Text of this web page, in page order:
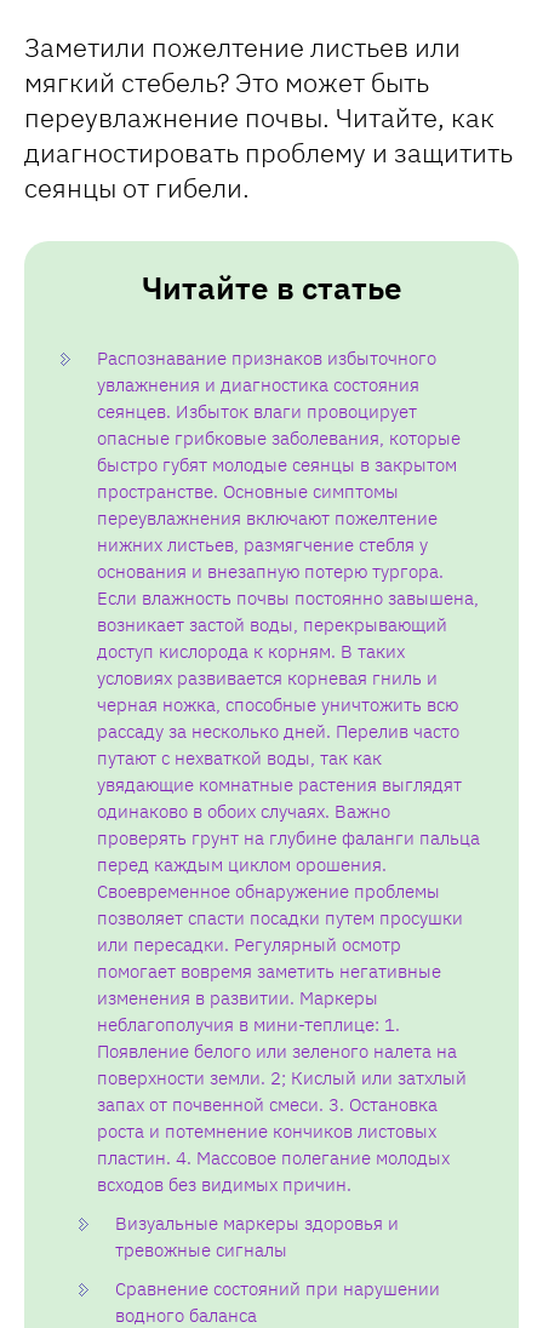
Заметили пожелтение листьев или
мягкий стебель? Это может быть
переувлажнение почвы. Читайте, как
диагностировать проблему и защитить
сеянцы от гибели.
Читайте в статье
Распознавание признаков избыточного
увлажнения и диагностика состояния
сеянцев. Избыток влаги провоцирует
опасные грибковые заболевания, которые
быстро губят молодые сеянцы в закрытом
пространстве. Основные симптомы
переувлажнения включают пожелтение
нижних листьев, размягчение стебля у
основания и внезапную потерю тургора.
Если влажность почвы постоянно завышена,
возникает застой воды, перекрывающий
доступ кислорода к корням. В таких
условиях развивается корневая гниль и
черная ножка, способные уничтожить всю
рассаду за несколько дней. Перелив часто
путают с нехваткой воды, так как
увядающие комнатные растения выглядят
одинаково в обоих случаях. Важно
проверять грунт на глубине фаланги пальца
перед каждым циклом орошения.
Своевременное обнаружение проблемы
позволяет спасти посадки путем просушки
или пересадки. Регулярный осмотр
помогает вовремя заметить негативные
изменения в развитии. Маркеры
неблагополучия в мини-теплице: 1.
Появление белого или зеленого налета на
поверхности земли. 2; Кислый или затхлый
запах от почвенной смеси. 3. Остановка
роста и потемнение кончиков листовых
пластин. 4. Массовое полегание молодых
всходов без видимых причин.
Визуальные маркеры здоровья и
тревожные сигналы
Сравнение состояний при нарушении
водного баланса